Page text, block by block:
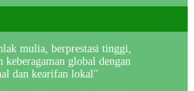
mulia, berprestasi tinggi,
keberagaman global dengan
dan kearifan lokal"